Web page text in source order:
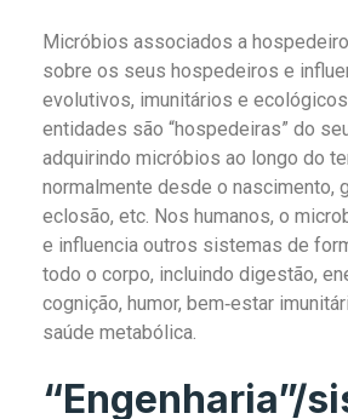
Micróbios associados a
sobre os seus hospedeiros e
evolutivos, imunitários e
entidades são “hospedeiras” do
adquirindo micróbios ao longo do
normalmente desde o nascimento,
eclosão, etc. Nos humanos, o
e influencia outros sistemas de
todo o corpo, incluindo digestão,
cognição, humor, bem‑estar
saúde metabólica.
“Engenharia”/